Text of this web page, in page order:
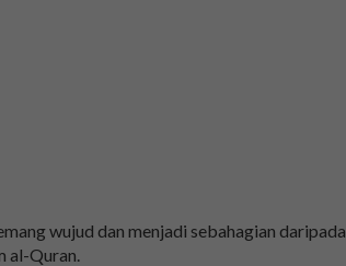
wujud dan menjadi sebahagian daripada
al-Quran.